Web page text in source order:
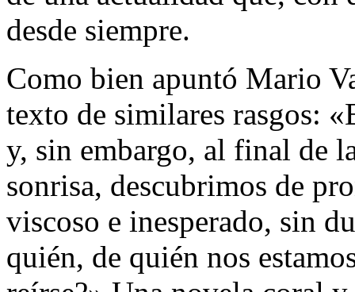
desde siempre.
Como bien apuntó Mario
texto de similares rasgos:
y, sin embargo, al final de
sonrisa, descubrimos de
viscoso e inesperado, sin
quién, de quién nos